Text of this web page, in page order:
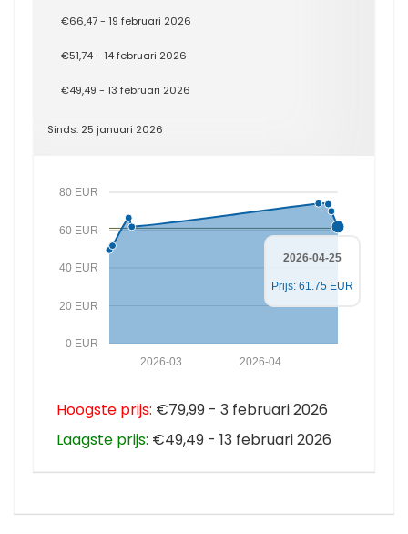
€66,47 - 19 februari 2026
€51,74 - 14 februari 2026
€49,49 - 13 februari 2026
Sinds: 25 januari 2026
0 EUR
20 EUR
40 EUR
60 EUR
80 EUR
2026-04
2026-03
2026-04-25
Prijs: 61.75 EUR
Hoogste prijs: €79,99 - 3 februari 2026
Laagste prijs: €49,49 - 13 februari 2026